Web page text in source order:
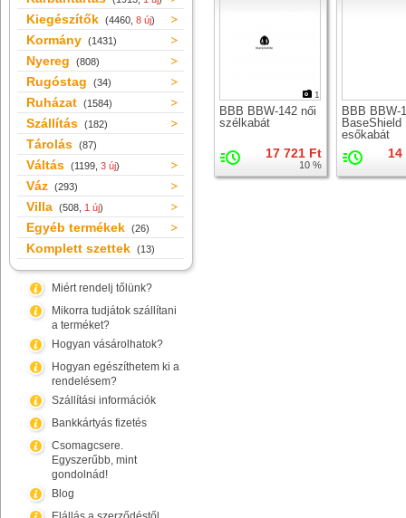
Kiegészítők (4460, 8 új)
Kormány (1431)
Nyereg (808)
Rugóstag (34)
Ruházat (1584)
Szállítás (182)
Tárolás (87)
Váltás (1199, 3 új)
Váz (293)
Villa (508, 1 új)
Egyéb termékek (26)
Komplett szettek (13)
Miért rendelj tőlünk?
Mikorra tudjátok szállítani
a terméket?
Hogyan vásárolhatok?
Hogyan egészíthetem ki a
rendelésem?
Szállítási információk
Bankkártyás fizetés
Csomagcsere.
Egyszerűbb, mint
gondolnád!
Blog
1
BBB BBW-142 női
szélkabát
17 721 Ft
10 %
BBB BBW-
BaseShield
esőkabát
14